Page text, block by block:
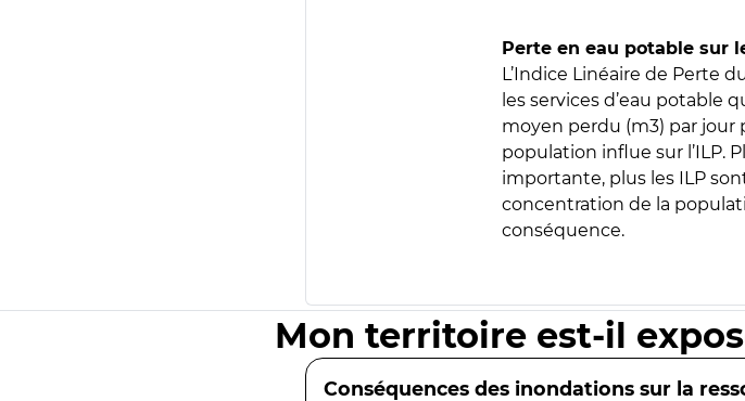
Perte en eau potable sur
L’Indice Linéaire de Perte
les services d’eau potable
moyen perdu (m3) par jour
population influe sur l’ILP.
importante, plus les ILP
concentration de la
conséquence.
Mon territoire est-il
Conséquences des inondations sur la